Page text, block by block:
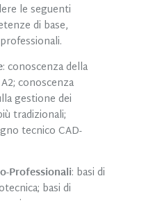
le seguenti
di base,
: conoscenza della
conoscenza
gestione dei
tradizionali;
tecnico CAD-
Professionali: basi di
basi di